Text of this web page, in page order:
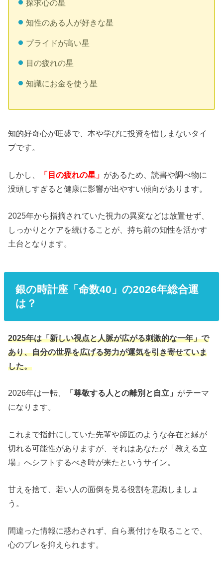
探求心の星
知性のある人が好きな星
プライドが高い星
目の疲れの星
知識にお金を使う星
知的好奇心が旺盛で、本や学びに投資を惜しまないタイ
プです。
しかし、 「目の疲れの星」 があるため、読書や調べ物に
没頭しすぎると健康に影響が出やすい傾向があります。
2025年から指摘されていた視力の異変などは放置せず、
しっかりとケアを続けることが、持ち前の知性を活かす
土台となります。
銀の時計座「命数40」の2026年総合運
は？
2025年は「新しい視点と人脈が広がる刺激的な一年」で
あり、自分の世界を広げる努力が運気を引き寄せていま
した。
2026年は一転、 「尊敬する人との離別と自立」 がテーマ
になります。
これまで指針にしていた先輩や師匠のような存在と縁が
切れる可能性がありますが、それはあなたが「教える立
場」へシフトするべき時が来たというサイン。
甘えを捨て、若い人の面倒を見る役割を意識しましょ
う。
間違った情報に惑わされず、自ら裏付けを取ることで、
心のブレを抑えられます。